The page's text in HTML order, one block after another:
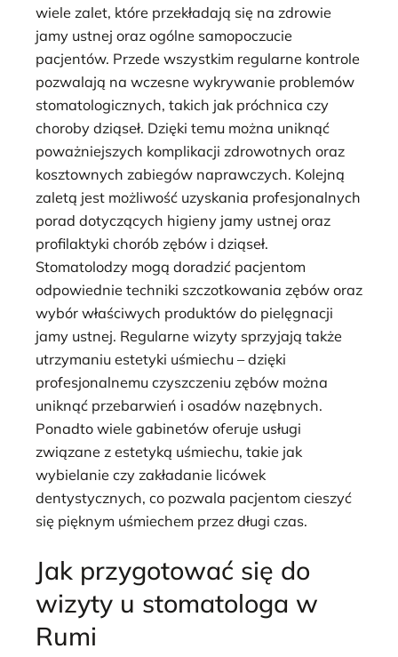
wiele zalet, które przekładają się na zdrowie
jamy ustnej oraz ogólne samopoczucie
pacjentów. Przede wszystkim regularne kontrole
pozwalają na wczesne wykrywanie problemów
stomatologicznych, takich jak próchnica czy
choroby dziąseł. Dzięki temu można uniknąć
poważniejszych komplikacji zdrowotnych oraz
kosztownych zabiegów naprawczych. Kolejną
zaletą jest możliwość uzyskania profesjonalnych
porad dotyczących higieny jamy ustnej oraz
profilaktyki chorób zębów i dziąseł.
Stomatolodzy mogą doradzić pacjentom
odpowiednie techniki szczotkowania zębów oraz
wybór właściwych produktów do pielęgnacji
jamy ustnej. Regularne wizyty sprzyjają także
utrzymaniu estetyki uśmiechu – dzięki
profesjonalnemu czyszczeniu zębów można
uniknąć przebarwień i osadów nazębnych.
Ponadto wiele gabinetów oferuje usługi
związane z estetyką uśmiechu, takie jak
wybielanie czy zakładanie licówek
dentystycznych, co pozwala pacjentom cieszyć
się pięknym uśmiechem przez długi czas.
Jak przygotować się do
wizyty u stomatologa w
Rumi